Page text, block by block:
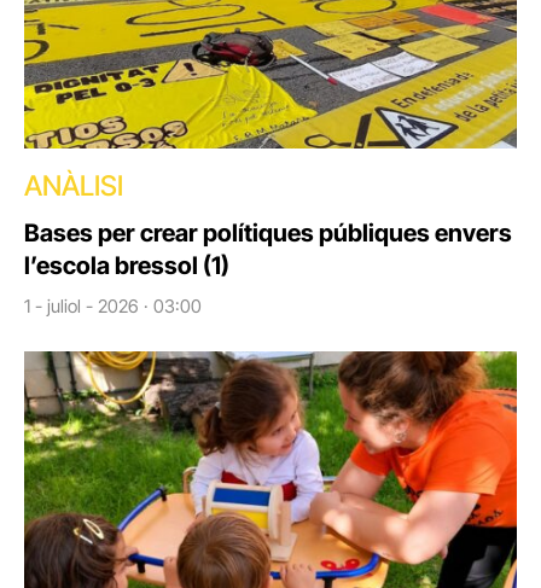
ANÀLISI
Bases per crear polítiques públiques envers
l’escola bressol (1)
1 - juliol - 2026 · 03:00